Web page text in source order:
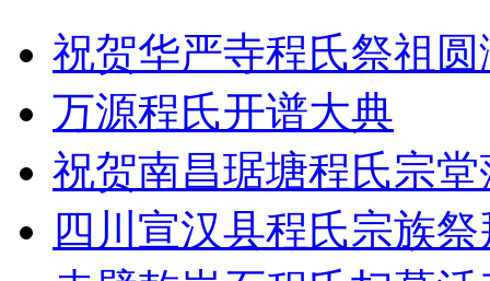
祝贺华严寺程氏祭祖
万源程氏开谱大典
祝贺南昌琚塘程氏宗
四川宣汉县程氏宗族